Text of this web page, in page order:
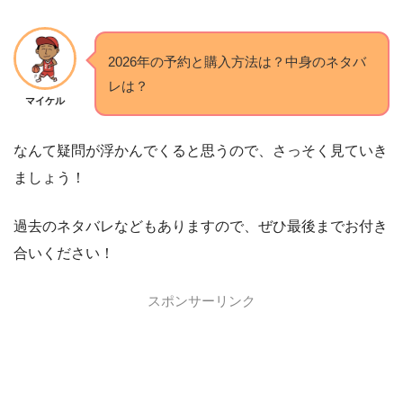
マイケル
2026年の予約と購入方法は？中身のネタバ
レは？
なんて疑問が浮かんでくると思うので、さっそく見ていき
ましょう！
過去のネタバレなどもありますので、ぜひ最後までお付き
合いください！
スポンサーリンク